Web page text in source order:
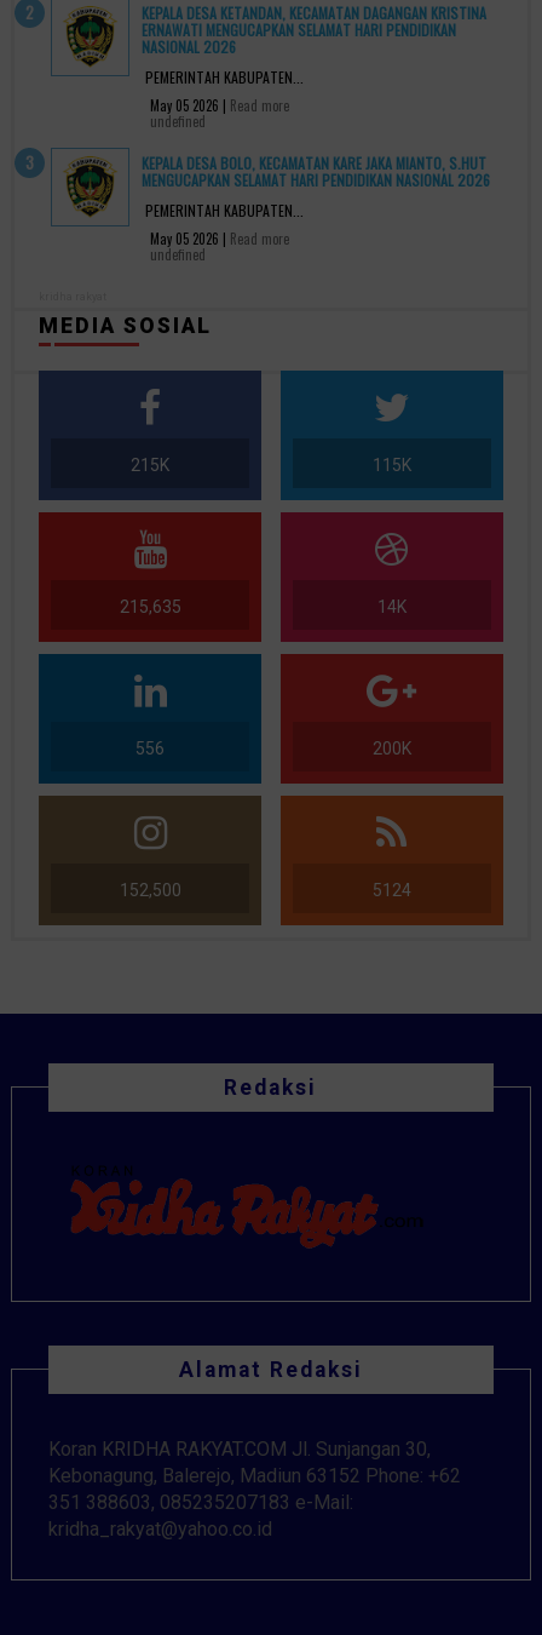
KEPALA DESA KETANDAN, KECAMATAN DAGANGAN KRISTINA
ERNAWATI MENGUCAPKAN SELAMAT HARI PENDIDIKAN
NASIONAL 2026
PEMERINTAH KABUPATEN...
May 05 2026 | Read more
undefined
KEPALA DESA BOLO, KECAMATAN KARE JAKA MIANTO, S.HUT
MENGUCAPKAN SELAMAT HARI PENDIDIKAN NASIONAL 2026
PEMERINTAH KABUPATEN...
May 05 2026 | Read more
undefined
MEDIA SOSIAL
215K 115K
215,635 14K
556 200K
152,500 5124
Redaksi
Alamat Redaksi
Koran KRIDHA RAKYAT.COM Jl. Sunjangan 30,
Kebonagung, Balerejo, Madiun 63152 Phone: +62
351 388603, 085235207183 e-Mail:
kridha_rakyat@yahoo.co.id